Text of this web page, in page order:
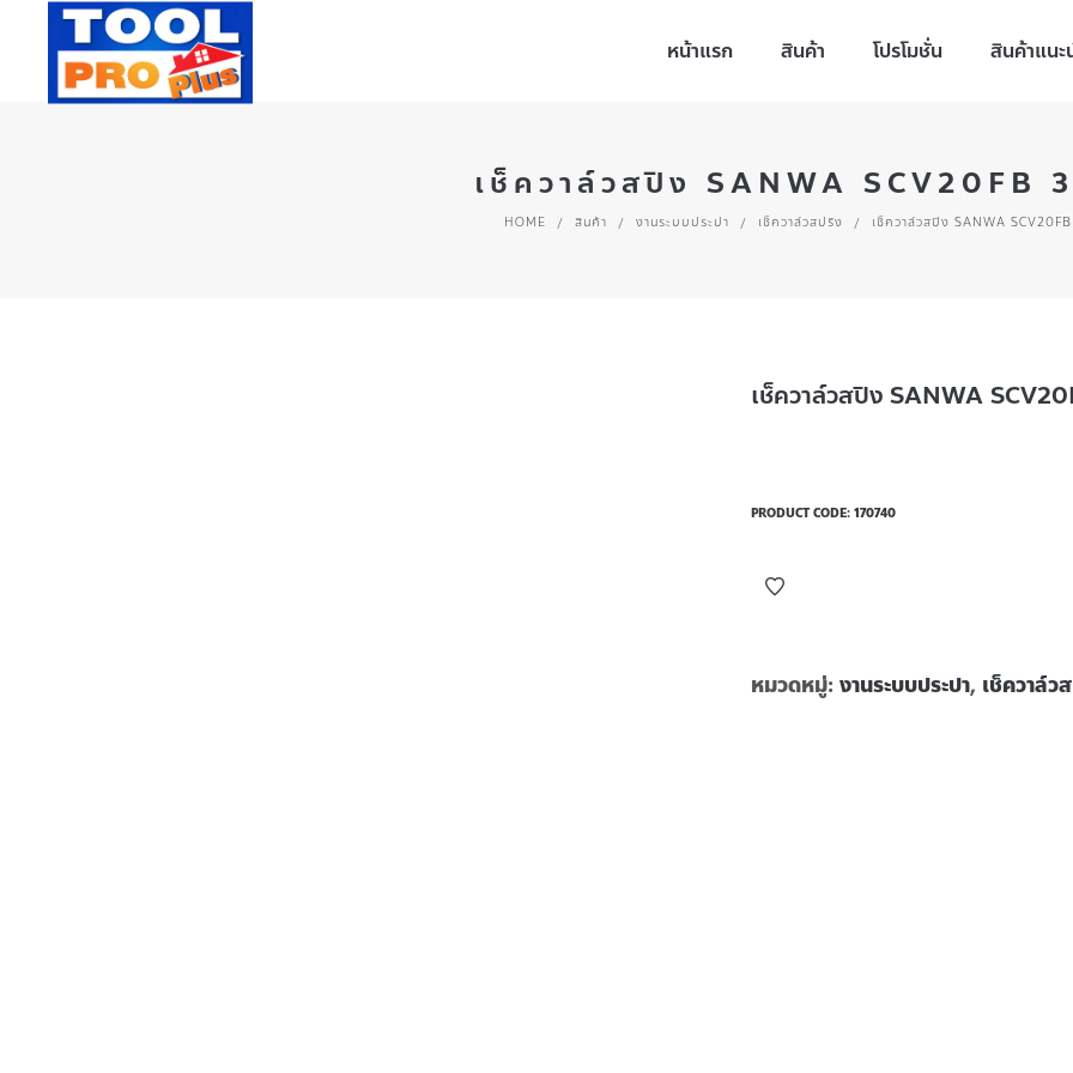
หน้าแรก สินค้า โปรโมชั่น สินค้าแนะ
เช็ควาล์วสปิง SANWA SCV20FB
HOME / สินค้า / งานระบบประปา / เช็ควาล์วสปริง / เช็ควาล์วสปิง SANWA
เช็ควาล์วสปิง SANWA
PRODUCT CODE: 170740
หมวดหมู่: งานระบบประปา, เช็ควาล์ว